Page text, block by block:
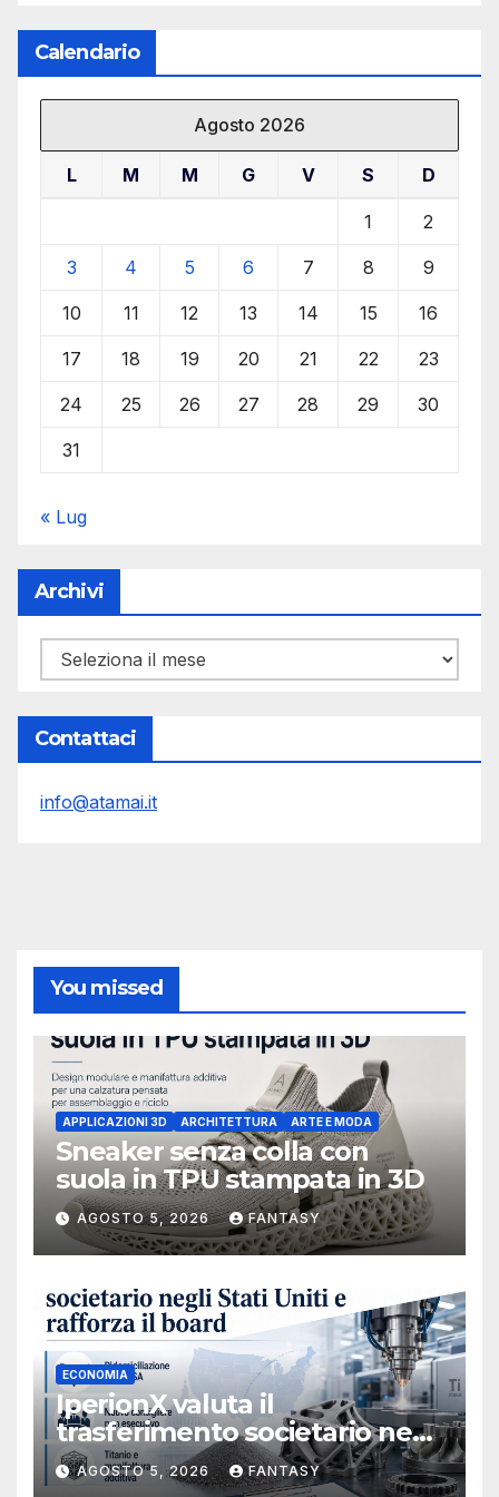
Calendario
Agosto 2026
L M M G V S D
1 2
3 4 5 6 7 8 9
10 11 12 13 14 15 16
17 18 19 20 21 22 23
24 25 26 27 28 29 30
31
« Lug
Archivi
Archivi
Contattaci
info@atamai.it
You missed
APPLICAZIONI 3D ARCHITETTURA ARTE E MODA
Sneaker senza colla con
suola in TPU stampata in 3D
AGOSTO 5, 2026 FANTASY
ECONOMIA
IperionX valuta il
trasferimento societario negli
Stati Uniti e rafforza il board,
ha nominato Michael J.
AGOSTO 5, 2026 FANTASY